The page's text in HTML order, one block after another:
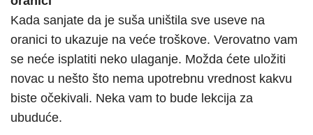
Kada sanjate da je suša uništila sve useve na
oranici to ukazuje na veće troškove. Verovatno vam
se neće isplatiti neko ulaganje. Možda ćete uložiti
novac u nešto što nema upotrebnu vrednost kakvu
biste očekivali. Neka vam to bude lekcija za
ubuduće.